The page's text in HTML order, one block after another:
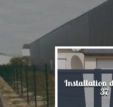
37 Installation
37